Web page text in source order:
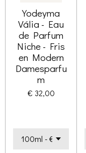
Yodeyma
Vália - Eau
de Parfum
Niche - Fris
en Modern
Damesparfu
m
€ 32,00